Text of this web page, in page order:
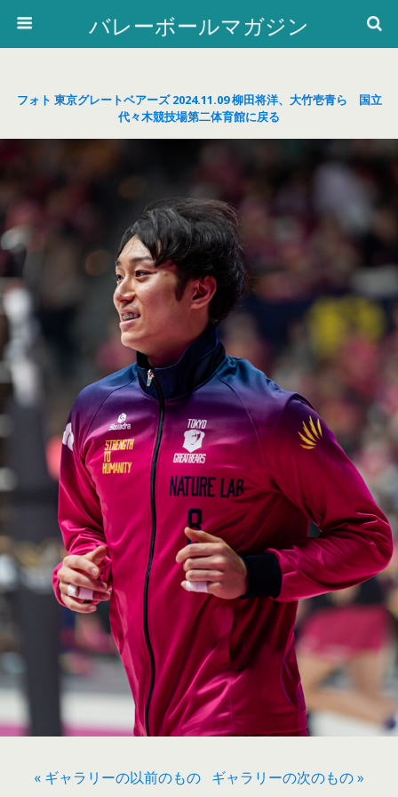
バレーボールマガジン
フォト 東京グレートベアーズ 2024.11.09 柳田将洋、大竹壱青ら 国立
代々木競技場第二体育館に戻る
« ギャラリーの以前のもの ギャラリーの次のもの »